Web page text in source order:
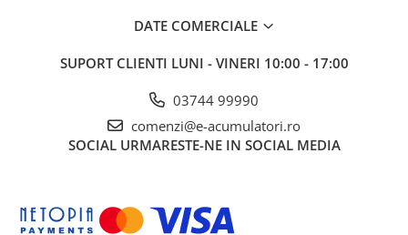
Tablouri electrice
Lumina (Becuri si Lanterne)
Laptop & PC accesorii, baterii,
cabluri USB, prelungitoare USB
Lichidare de stoc
DATE COMERCIALE
SUPORT CLIENTI LUNI - VINERI 10:00 - 17:00
03744 99990
comenzi@e-acumulatori.ro
SOCIAL URMARESTE-NE IN SOCIAL MEDIA